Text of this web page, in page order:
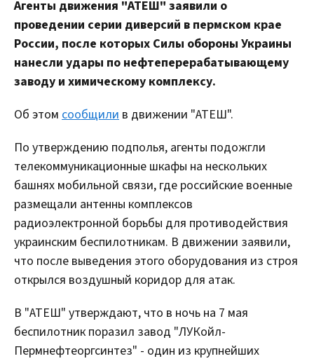
Агенты движения "АТЕШ" заявили о
проведении серии диверсий в пермском крае
России, после которых Силы обороны Украины
нанесли удары по нефтеперерабатывающему
заводу и химическому комплексу.
Об этом сообщили в движении "АТЕШ".
По утверждению подполья, агенты подожгли
телекоммуникационные шкафы на нескольких
башнях мобильной связи, где российские военные
размещали антенны комплексов
радиоэлектронной борьбы для противодействия
украинским беспилотникам. В движении заявили,
что после выведения этого оборудования из строя
открылся воздушный коридор для атак.
В "АТЕШ" утверждают, что в ночь на 7 мая
беспилотник поразил завод "ЛУКойл-
Пермнефтеоргсинтез" - один из крупнейших